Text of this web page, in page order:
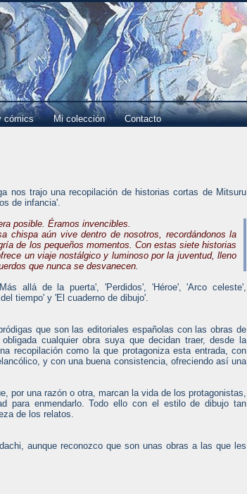
cómics Mi colección Contacto
nos trajo una recopilación de historias cortas de Mitsuru
de infancia'.
posible. Éramos invencibles.
chispa aún vive dentro de nosotros, recordándonos la
de los pequeños momentos. Con estas siete historias
un viaje nostálgico y luminoso por la juventud, lleno
que nunca se desvanecen.
allá de la puerta', 'Perdidos', 'Héroe', 'Arco celeste',
tiempo' y 'El cuaderno de dibujo'.
que son las editoriales españolas con las obras de
cualquier obra suya que decidan traer, desde la
recopilación como la que protagoniza esta entrada, con
y con una buena consistencia, ofreciendo así una
por una razón o otra, marcan la vida de los protagonistas,
para enmendarlo. Todo ello con el estilo de dibujo tan
de los relatos.
aunque reconozco que son unas obras a las que les